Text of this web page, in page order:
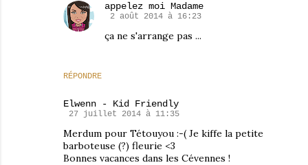
RÉPONDRE
appelez moi Madame
2 août 2014 à 16:23
ça ne s'arrange pas ...
Elwenn - Kid Friendly
27 juillet 2014 à 11:35
Merdum pour Tétouyou :-( Je kiffe la petite
barboteuse (?) fleurie <3
Bonnes vacances dans les Cévennes !